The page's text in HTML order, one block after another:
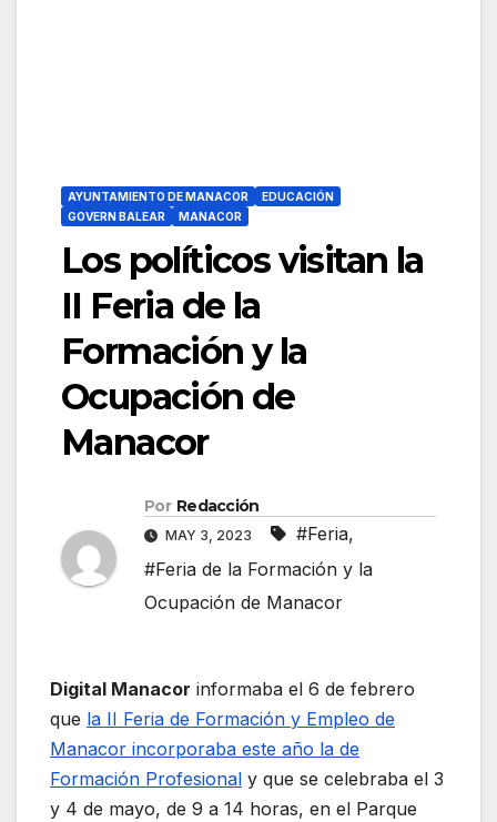
AYUNTAMIENTO DE MANACOR
EDUCACIÓN
GOVERN BALEAR
MANACOR
Los políticos visitan la
II Feria de la
Formación y la
Ocupación de
Manacor
Por Redacción
MAY 3, 2023 #Feria,
#Feria de la Formación y la
Ocupación de Manacor
Digital Manacor informaba el 6 de febrero
que la II Feria de Formación y Empleo de
Manacor incorporaba este año la de
Formación Profesional y que se celebraba el 3
y 4 de mayo, de 9 a 14 horas, en el Parque